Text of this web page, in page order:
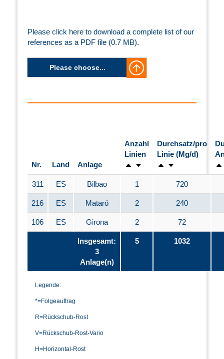
Please click here to download a complete list of our
references as a PDF file (0.7 MB).
Please choose...
Nr. Land Anlage
Anzahl
Linien
Durchsatz/pro
Linie (Mg/d)
311 ES Bilbao 1 720
216 ES Mataró 2 240
106 ES Girona 2 72
Insgesamt:
3
Anlage(n)
5 1032
Legende:
*=Folgeauftrag
R=Rückschub-Rost
V=Rückschub-Rost-Vario
H=Horizontal-Rost